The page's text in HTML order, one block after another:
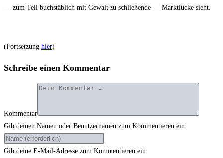
— zum Teil buch­stäb­lich mit Gewalt zu schlie­ßen­de — Markt­lücke sieht.
(Fort­set­zung hier)
Schreibe einen Kommentar
Kommentar
Gib deinen Namen oder Benutzernamen zum Kommentieren ein
Gib deine E-Mail-Adresse zum Kommentieren ein